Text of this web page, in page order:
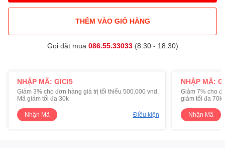
THÊM VÀO GIỎ HÀNG
Gọi đặt mua 086.55.33033(8:30 - 18:30)
NHẬP MÃ: GICI5
Giảm 3% cho đơn hàng giá trị tối thiểu 500.000 vnd.
Mã giảm tối đa 30k
Nhận Mã Điều kiện
NHẬP MÃ:
Giảm 7% cho
giảm tối đa 70k
Nhận Mã